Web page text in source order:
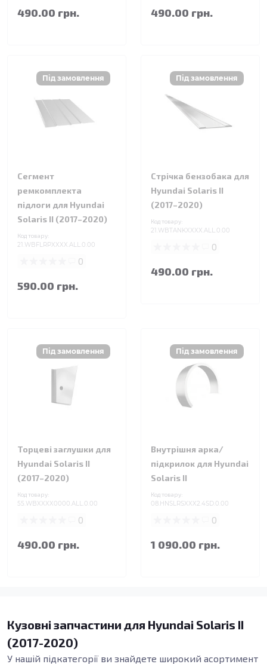
490.00 грн. 490.00 грн.
Сегмент
ремкомплекта
підлоги для Hyundai
Solaris II (2017–2020)
Код товару:
21.WBFLRPXXXX.ALL.0.00
0
590.00 грн.
Стрічка бензобака для
Hyundai Solaris II
(2017–2020)
Код товару:
21.WBTANKXXXX.ALL.0.00
0
490.00 грн.
Торцеві заглушки для
Hyundai Solaris II
(2017–2020)
Код товару:
55.WBXXXX0000.ALL.0.00
0
490.00 грн.
Внутрішня арка/
підкрилок для Hyundai
Solaris II
Код товару:
08.HNSLRSXXX2.4SD.0.00
0
1 090.00 грн.
Кузовні запчастини для Hyundai Solaris II
(2017-2020)
У нашій підкатегорії ви знайдете широкий асортимент